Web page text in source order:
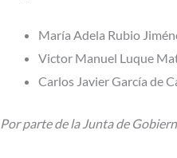
María Adela Rubio
Victor Manuel Luque
Carlos Javier García de
Por parte de la Junta de